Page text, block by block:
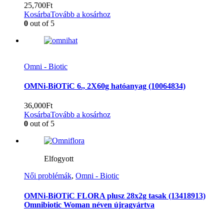
25,700Ft
KosárbaTovább a kosárhoz
0 out of 5
Omni - Biotic
OMNi-BiOTiC 6., 2X60g hatóanyag (10064834)
36,000Ft
KosárbaTovább a kosárhoz
0 out of 5
Elfogyott
Női problémák, Omni - Biotic
OMNi-BiOTiC FLORA plusz 28x2g tasak (13418913)
Omnibiotic Woman néven újragyártva